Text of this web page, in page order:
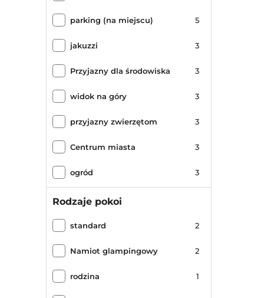
parking (na miejscu) 5
jakuzzi 3
Przyjazny dla środowiska 3
widok na góry 3
przyjazny zwierzętom 3
Centrum miasta 3
ogród 3
przyjazny dla dzieci
Hotel semestralny 2
pokój śniadaniowy 2
kserokopia 2
Rodzaje pokoi
standard 2
Namiot glampingowy 2
rodzina 1